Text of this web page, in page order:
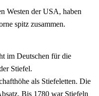
Westen der USA, haben
spitz zusammen.
im Deutschen für die
Stiefel.
als Stiefeletten. Die
Bis 1780 war Stiefeln